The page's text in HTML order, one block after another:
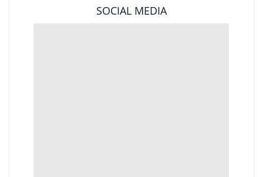
SOCIAL MEDIA